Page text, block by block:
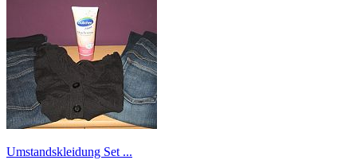
Umstandskleidung Set ...